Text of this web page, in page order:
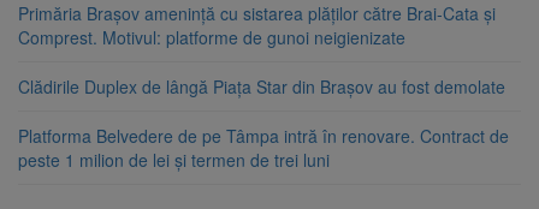
Primăria Brașov amenință cu sistarea plăților către Brai-Cata și
Comprest. Motivul: platforme de gunoi neigienizate
Clădirile Duplex de lângă Piața Star din Brașov au fost demolate
Platforma Belvedere de pe Tâmpa intră în renovare. Contract de
peste 1 milion de lei și termen de trei luni